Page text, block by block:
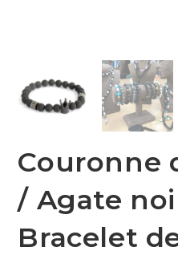
Couronne
/ Agate
Bracelet